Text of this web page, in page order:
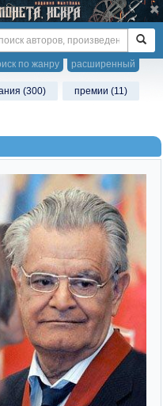
расширенный
по жанру
(300)
премии (11)